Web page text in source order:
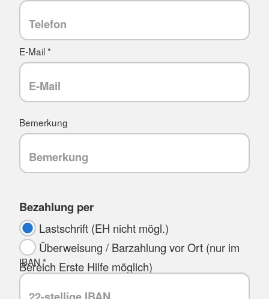
E-Mail *
Bemerkung
Bezahlung per
Lastschrift (EH nicht mögl.)
Überweisung / Barzahlung vor Ort (nur im
Bereich Erste Hilfe möglich)
IBAN *